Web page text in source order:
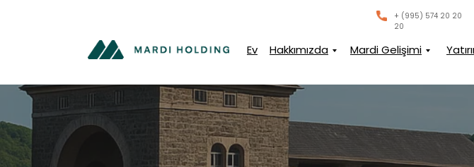
Ev Hakkımızda Mardi Gelişimi
+ (995) 574 20 20
20